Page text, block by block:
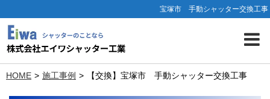
宝塚市 手動シャッター交換工事
HOME 施工事例 【交換】宝塚市 手動シャッター交換工事